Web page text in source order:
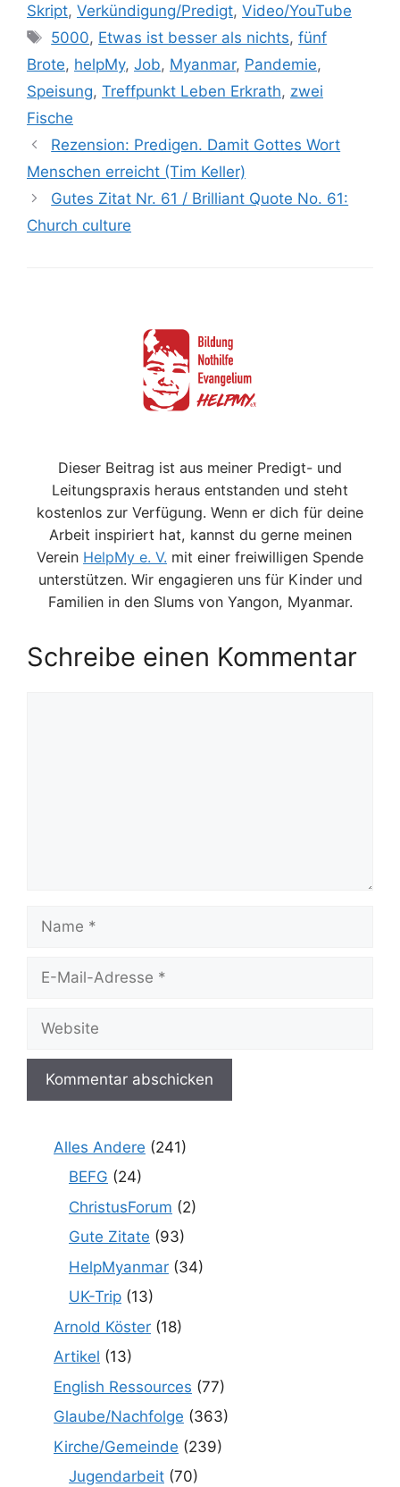
Skript, Verkündigung/Predigt, Video/YouTube
Schlagwörter
5000, Etwas ist besser als nichts,fünf
Brote, helpMy, Job, Myanmar, Pandemie,
Speisung, Treffpunkt Leben Erkrath, zwei
Fische
Rezension: Predigen. Damit Gottes Wort
Menschen erreicht (Tim Keller)
Gutes Zitat Nr. 61 / Brilliant Quote No. 61:
Church culture
Dieser Beitrag ist aus meiner Predigt- und
Leitungspraxis heraus entstanden und steht
kostenlos zur Verfügung. Wenn er dich für deine
Arbeit inspiriert hat, kannst du gerne meinen
Verein HelpMy e. V. mit einer freiwilligen Spende
unterstützen. Wir engagieren uns für Kinder und
Familien in den Slums von Yangon, Myanmar.
Schreibe einen Kommentar
Mail-
Alles Andere (241)
BEFG (24)
ChristusForum (2)
Gute Zitate (93)
HelpMyanmar (34)
UK-Trip (13)
Arnold Köster (18)
Artikel (13)
English Ressources (77)
Glaube/Nachfolge (363)
Kirche/Gemeinde (239)
Jugendarbeit (70)